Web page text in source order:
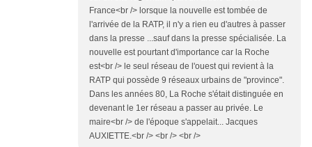
France<br /> lorsque la nouvelle est tombée de
l'arrivée de la RATP, il n'y a rien eu d'autres à passer
dans la presse ...sauf dans la presse spécialisée. La
nouvelle est pourtant d'importance car la Roche
est<br /> le seul réseau de l'ouest qui revient à la
RATP qui possède 9 réseaux urbains de "province".
Dans les années 80, La Roche s'était distinguée en
devenant le 1er réseau a passer au privée. Le
maire<br /> de l'époque s'appelait... Jacques
AUXIETTE.<br /> <br /> <br />